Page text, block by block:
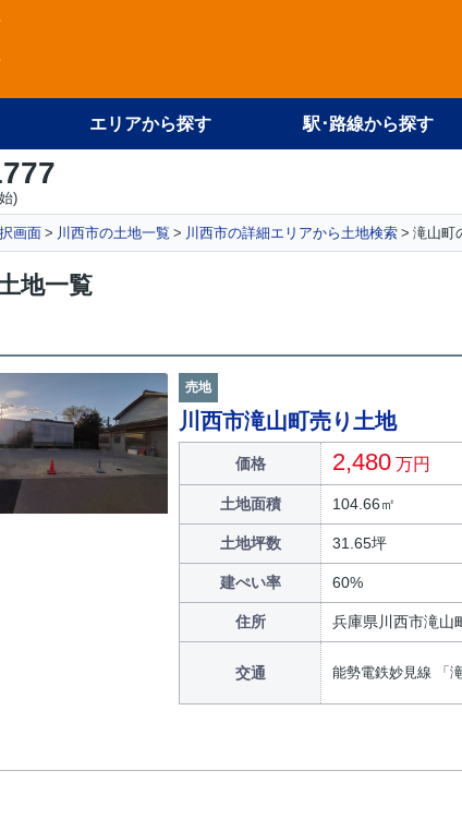
エリアから探す 駅･路線から探す
)
画面 川西市の土地一覧 川西市の詳細エリアから土地検索 滝山町
地一覧
売地
川西市滝山町売り土地
価格 2,480 万円
土地面積 104.66㎡
土地坪数 31.65坪
建ぺい率 60%
住所 兵庫県川西市滝山
交通 能勢電鉄妙見線 「